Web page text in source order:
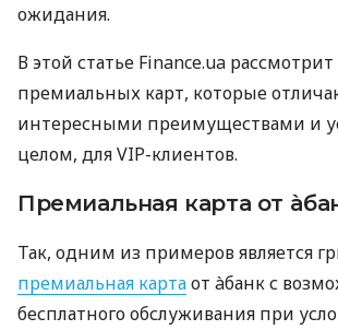
ожидания.
В этой статье Finance.ua рассмотрит
премиальных карт, которые
интересными преимуществами и
целом, для VIP-клиентов.
Премиальная карта от
Так, одним из примеров является
премиальная картаот àбанк с
бесплатного обслуживания при